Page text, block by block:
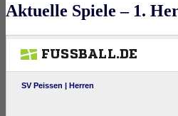
Aktuelle Spiele – 1.